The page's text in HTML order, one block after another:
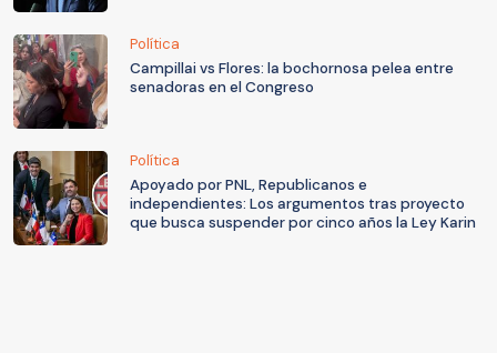
Política
Campillai vs Flores: la bochornosa pelea entre
senadoras en el Congreso
Política
Apoyado por PNL, Republicanos e
independientes: Los argumentos tras proyecto
que busca suspender por cinco años la Ley Karin